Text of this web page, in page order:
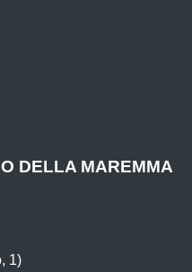
DELLA MAREMMA
1)